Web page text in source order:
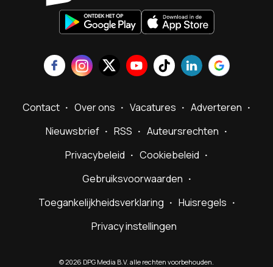
Contact Over ons Vacatures
Adverteren
Nieuwsbrief
RSS
Auteursrechten
Privacybeleid
Cookiebeleid
Gebruiksvoorwaarden
Toegankelijkheidsverklaring
Huisregels
Privacy instellingen
©2026 DPG Media B.V. alle rechten voorbehouden.